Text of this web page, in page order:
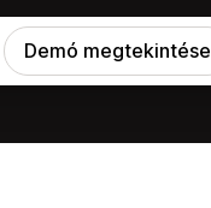
Demó megtekintése